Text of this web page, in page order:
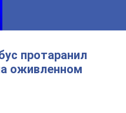
протаранил
оживленном